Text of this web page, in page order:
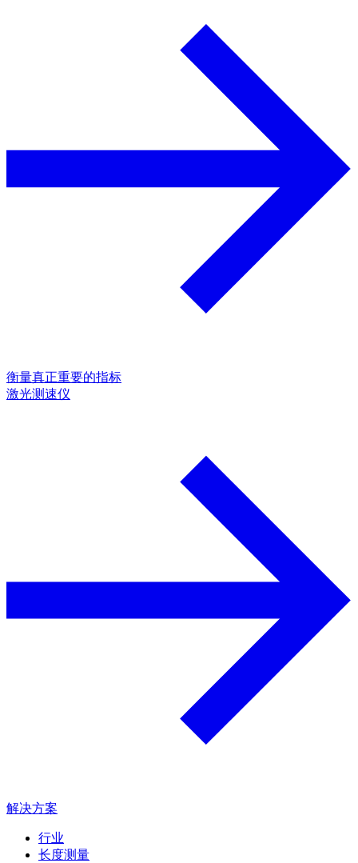
衡量真正重要的指标
激光测速仪
解决方案
行业
长度测量